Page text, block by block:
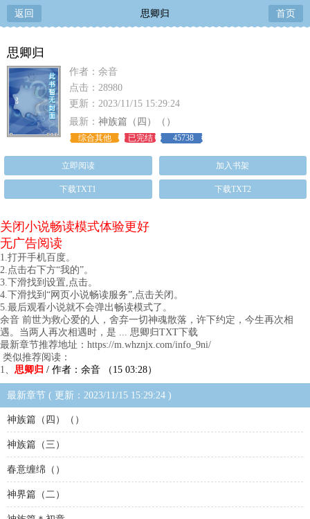
返回 思卿归 首页
思卿归
作者：余音
点击：28980
更新：2023/11/15 15:29:24
最新： 神族篇（四）（）
综合其他 已完结 45738
立即阅读 加入书架
下载TXT1 下载TXT2
关闭小说畅读模式体验更好
无广告阅读
1.打开手机百度。
2.点击右下方“我的”。
3.下滑找到设置,点击。
4.下滑找到“网页小说畅读服务”,点击关闭。
5.最后观看小说就不会弹出畅读模式了。
余音 前世为救心爱的人，舍弃一切神魂散落，许下约定，今生再次相
遇。当两人再次相遇时，是 ... 思卿归TXT下载
最新章节推荐地址：https://m.whznjx.com/info_9ni/
类似推荐阅读：
1、 思卿归 / 作者：余音 （15 03:28）
最新章节 ( 更新：2023/11/15 15:29:24 )
神族篇（四）（）
神族篇（三）
春意缠绵（）
神界篇（二）